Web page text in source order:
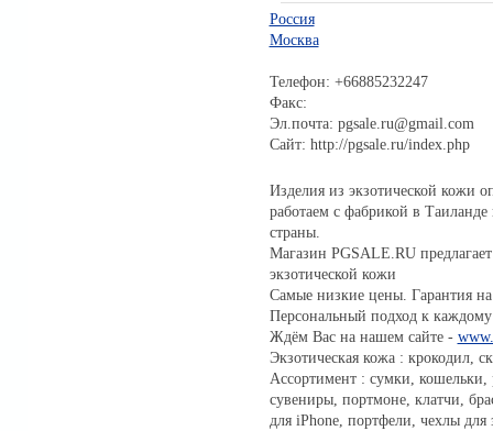
Россия
Москва
Телефон: +66885232247
Факс:
Эл.почта: pgsale.ru@gmail.com
Сайт: http://pgsale.ru/index.php
Изделия из экзотической кожи
работаем с фабрикой в
страны.
Магазин PGSALE.RU
экзотической кожи
Самые низкие цены. Гарантия на
Персональный подход к каждому
Ждём Вас на нашем сайте -
Экзотическая кожа : крокодил,
Ассортимент : сумки,
сувениры, портмоне, клатчи,
для iPhone, портфели, чехлы